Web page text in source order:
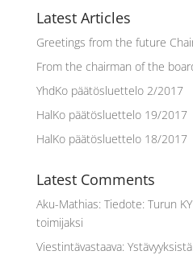
Latest Articles
Greetings from the future
From the chairman of the
YhdKo päätösluettelo 2/2017
HalKo päätösluettelo 19/2017
HalKo päätösluettelo 18/2017
Latest Comments
Aku-Mathias: Tiedote: Turun
toimijaksi
Viestintävastaava: